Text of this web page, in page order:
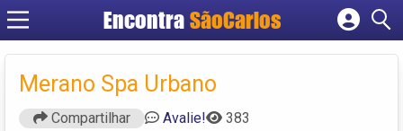
EncontraSãoCarlos
Cadastrar empresa
Criar conta
Merano Spa Urbano
Compartilhar Avalie! 383